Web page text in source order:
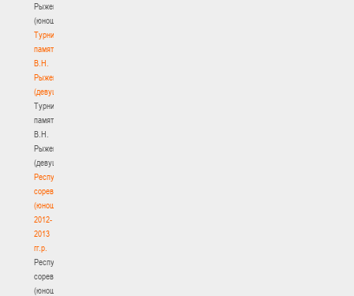
Рыженкова
(юноши)
Турнир
памяти
В.Н.
Рыженкова
(девушки)
Турнир
памяти
В.Н.
Рыженкова
(девушки)
Республиканские
соревнования
(юноши)
2012-
2013
гг.р.
Республиканские
соревнования
(юноши)